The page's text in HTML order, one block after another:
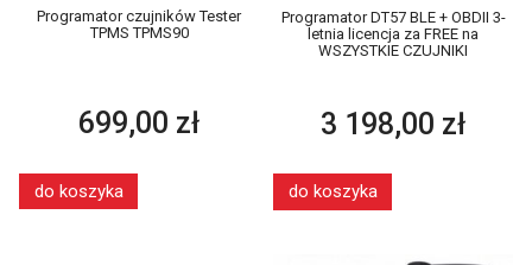
Programator czujników Tester
TPMS TPMS90
699,00 zł
do koszyka
Programator DT57 BLE + OBDII 3-
letnia licencja za FREE na
WSZYSTKIE CZUJNIKI
3 198,00 zł
do koszyka